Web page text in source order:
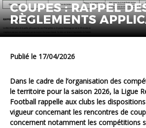
COUPES : RAPPEL
RÈGLEMENTS
AUX RENCONTRES
Publié le 17/04/2026
Dans le cadre de l’organisation des compétitions disputées sur
le territoire pour la saison 2026, la Ligue
Football rappelle aux clubs les
vigueur concernant les rencontres de
concernent notamment les compétitions